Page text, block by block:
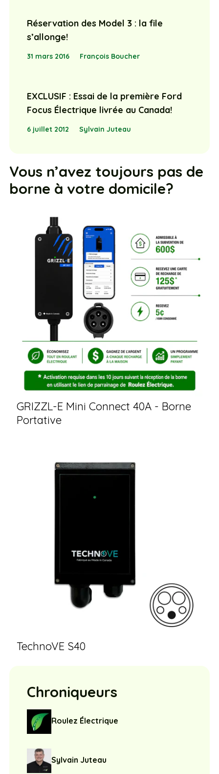
Réservation des Model 3 : la file
s’allonge!
31 mars 2016 François Boucher
EXCLUSIF : Essai de la première Ford
Focus Électrique livrée au Canada!
6 juillet 2012 Sylvain Juteau
Vous n’avez toujours pas de
borne à votre domicile?
GRIZZL-E Mini Connect 40A - Borne
Portative
TechnoVE S40
Chroniqueurs
Roulez Électrique
Sylvain Juteau